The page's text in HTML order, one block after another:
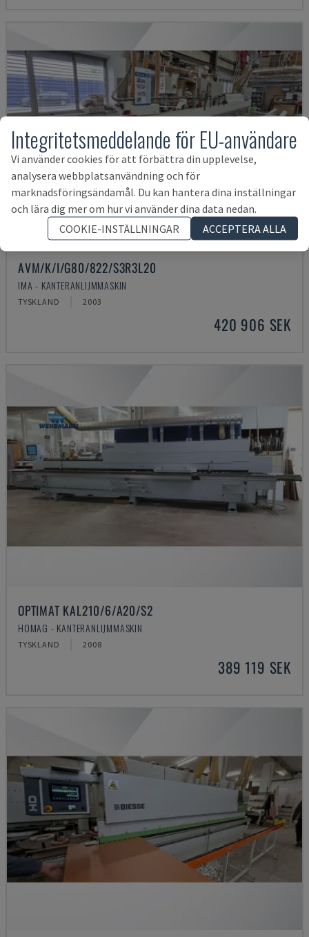
AVM/K/I/G80/822/S3R3L20
IMA - KANTERANLIJMMASKIN
TYSKLAND 2003
420 906 SEK
OPTIMAT KAL210/6/A20/S2
HOMAG - KANTERANLIJMMASKIN
TYSKLAND 2008
389 119 SEK
Integritetsmeddelande för EU-användare
Vi använder cookies för att förbättra din upplevelse,
analysera webbplatsanvändning och för
marknadsföringsändamål. Du kan hantera dina inställningar
och lära dig mer om hur vi använder dina data nedan.
COOKIE-INSTÄLLNINGAR
ACCEPTERA ALLA